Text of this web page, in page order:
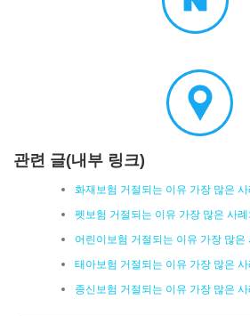
관련 글(내부 링크)
화재보험 거절되는 이유 가장 많은
펫보험 거절되는 이유 가장 많은 사
어린이보험 거절되는 이유 가장 많
태아보험 거절되는 이유 가장 많은
종신보험 거절되는 이유 가장 많은